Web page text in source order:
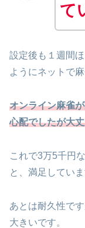
て
設定後も１週間
ようにネットで
オンライン麻雀
心配でしたが大
これで3万5千円
と、満足していま
あとは耐久性で
大きいです。